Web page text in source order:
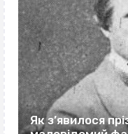
Як з’явилося